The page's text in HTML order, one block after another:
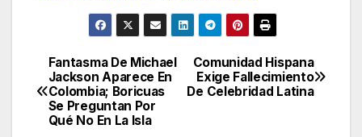
Navegación
de
Comunidad Hispana
Exige Fallecimiento
De Celebridad Latina
Fantasma De Michael
Jackson Aparece En
Colombia; Boricuas
Se Preguntan Por
Qué No En La Isla